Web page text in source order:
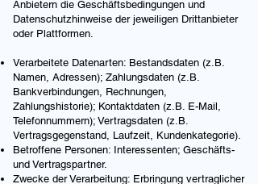
Anbietern die Geschäftsbedingungen und
Datenschutzhinweise der jeweiligen Drittanbieter
oder Plattformen.
Verarbeitete Datenarten: Bestandsdaten (z.B.
Namen, Adressen); Zahlungsdaten (z.B.
Bankverbindungen, Rechnungen,
Zahlungshistorie); Kontaktdaten (z.B. E-Mail,
Telefonnummern); Vertragsdaten (z.B.
Vertragsgegenstand, Laufzeit, Kundenkategorie).
Betroffene Personen: Interessenten; Geschäfts-
und Vertragspartner.
Zwecke der Verarbeitung: Erbringung vertraglicher